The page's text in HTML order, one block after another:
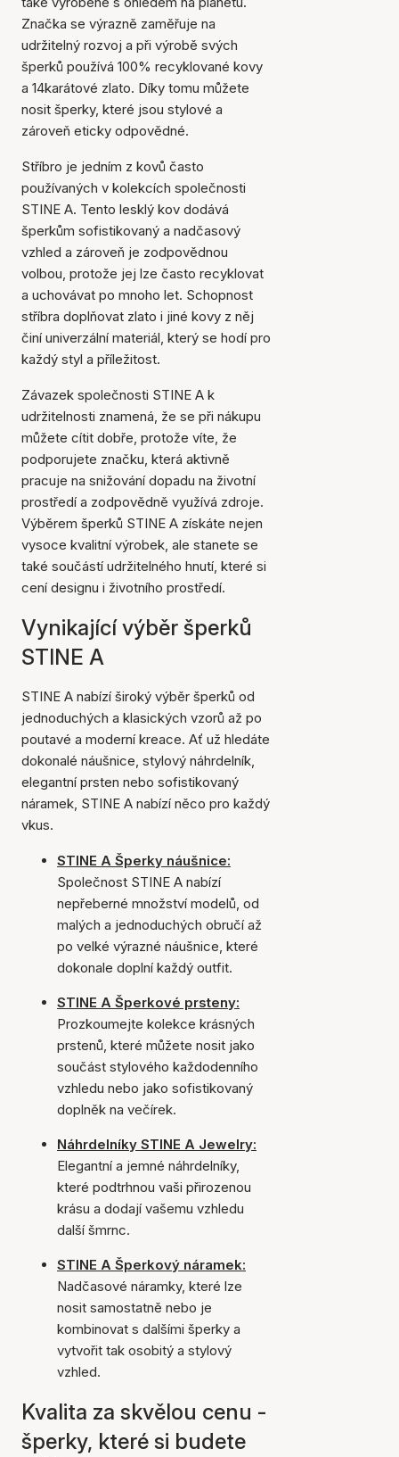
Značka se výrazně zaměřuje na
udržitelný rozvoj a při výrobě svých
šperků používá 100% recyklované kovy
a 14karátové zlato. Díky tomu můžete
nosit šperky, které jsou stylové a
zároveň eticky odpovědné.
Stříbro je jedním z kovů často
používaných v kolekcích společnosti
STINE A. Tento lesklý kov dodává
šperkům sofistikovaný a nadčasový
vzhled a zároveň je zodpovědnou
volbou, protože jej lze často recyklovat
a uchovávat po mnoho let. Schopnost
stříbra doplňovat zlato i jiné kovy z něj
činí univerzální materiál, který se hodí pro
každý styl a příležitost.
Závazek společnosti STINE A k
udržitelnosti znamená, že se při nákupu
můžete cítit dobře, protože víte, že
podporujete značku, která aktivně
pracuje na snižování dopadu na životní
prostředí a zodpovědně využívá zdroje.
Výběrem šperků STINE A získáte nejen
vysoce kvalitní výrobek, ale stanete se
také součástí udržitelného hnutí, které si
cení designu i životního prostředí.
Vynikající výběr šperků
STINE A
STINE A nabízí široký výběr šperků od
jednoduchých a klasických vzorů až po
poutavé a moderní kreace. Ať už hledáte
dokonalé náušnice, stylový náhrdelník,
elegantní prsten nebo sofistikovaný
náramek, STINE A nabízí něco pro každý
vkus.
STINE A Šperky náušnice:
Společnost STINE A nabízí
nepřeberné množství modelů, od
malých a jednoduchých obručí až
po velké výrazné náušnice, které
dokonale doplní každý outfit.
STINE A Šperkové prsteny:
Prozkoumejte kolekce krásných
prstenů, které můžete nosit jako
součást stylového každodenního
vzhledu nebo jako sofistikovaný
doplněk na večírek.
Náhrdelníky STINE A Jewelry:
Elegantní a jemné náhrdelníky,
které podtrhnou vaši přirozenou
krásu a dodají vašemu vzhledu
další šmrnc.
STINE A Šperkový náramek:
Nadčasové náramky, které lze
nosit samostatně nebo je
kombinovat s dalšími šperky a
vytvořit tak osobitý a stylový
vzhled.
Kvalita za skvělou cenu -
šperky, které si budete